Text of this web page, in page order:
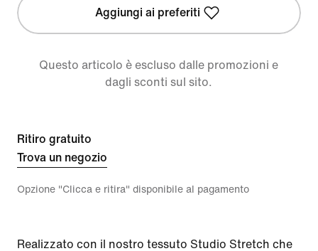
Aggiungi ai preferiti
Questo articolo è escluso dalle promozioni e
dagli sconti sul sito.
Ritiro gratuito
Trova un negozio
Opzione "Clicca e ritira" disponibile al pagamento
Realizzato con il nostro tessuto Studio Stretch che